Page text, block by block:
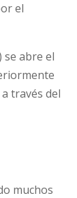
el
se abre el
través del
muchos